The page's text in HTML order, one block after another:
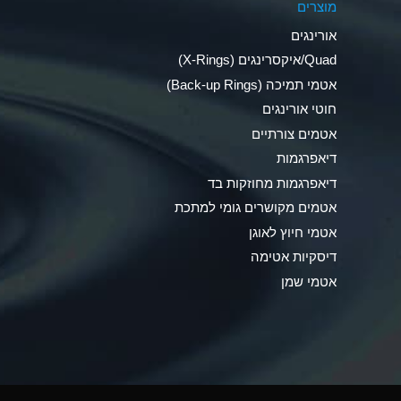
Ammonia Anhydrous
Ammonia Gas (hot)
Ammonium Carbonate (Aqueous)
Ammonium Chloride (Aqueous)
Ammonium Hydroxide (conc.)
Ammonium Nitrate (Aqueous)
Ammonium Nitrite (Aqueous)
Ammonium Sulfate (Aqueous)
מוצרים
אורינגים
Quad/איקסרינגים (X-Rings)
אטמי תמיכה (Back-up Rings)
חוטי אורינגים
אטמים צורתיים
דיאפרגמות
דיאפרגמות מחוזקות בד
אטמים מקושרים גומי למתכת
אטמי חיוץ לאוגן
דיסקיות אטימה
אטמי שמן